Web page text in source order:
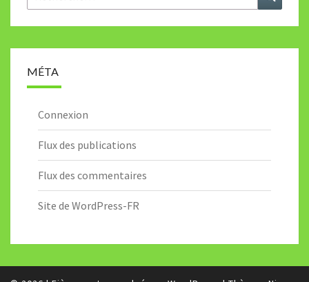
MÉTA
Connexion
Flux des publications
Flux des commentaires
Site de WordPress-FR